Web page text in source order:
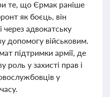
те, що Єрмак раніше
як боєць, він
через адвокатську
допомогу військовим.
підтримки армії, де
роль у захисті прав і
у